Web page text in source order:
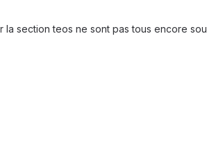
section teos ne sont pas tous encore